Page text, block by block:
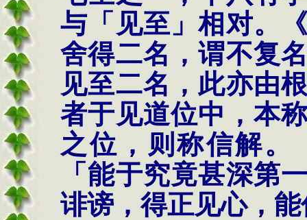
与「见至」相对。
舍得二名，谓不复
见至二名，此亦由
者于见道位中，本
之位，则称信解。
「能于究竟甚深第
诽谤，得正见心，